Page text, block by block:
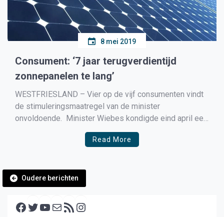
8 mei 2019
Consument: ‘7 jaar terugverdientijd
zonnepanelen te lang’
WESTFRIESLAND – Vier op de vijf consumenten vindt
de stimuleringsmaatregel van de minister
onvoldoende. Minister Wiebes kondigde eind april een
nieuwe stimuleringsregeling zonnepanelen aan, met
een terugverdientijd van iets boven de 7 jaar. Deze
[…]
Read More
Berichtennavigatie
Oudere berichten
Facebook Twitter YouTube E-mail RSS feed